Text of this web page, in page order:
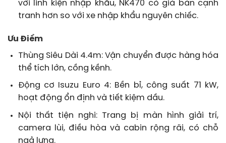
với linh kiện nhập khẩu, NK470 có giá bán cạnh
tranh hơn so với xe nhập khẩu nguyên chiếc.
Ưu Điểm
Thùng Siêu Dài 4.4m: Vận chuyển được hàng hóa
thể tích lớn, cồng kềnh.
Động cơ Isuzu Euro 4: Bền bỉ, công suất 71 kW,
hoạt động ổn định và tiết kiệm dầu.
Nội thất tiện nghi: Trang bị màn hình giải trí,
camera lùi, điều hòa và cabin rộng rãi, có chỗ
ngả lưng.